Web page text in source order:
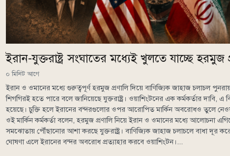
ইরান-যুক্তরাষ্ট্র সংঘাতের মধ্যেই খুলতে যাচ্ছে হরমুজ
০ মিনিট আগে
ইরান ও ওমানের মধ্যে গুরুত্বপূর্ণ হরমুজ প্রণালি দিয়ে বাণিজ্যিক জাহাজ চলাচল
শিগগিরই হতে পারে বলে জানিয়েছে যুক্তরাষ্ট্র। ওয়াশিংটনের এক কর্মকর্তার দাবি,
হয়েছে। চুক্তি হলে ইরানের বন্দরগুলোর ওপর আরোপিত মার্কিন অবরোধও তুলে
ওই মার্কিন কর্মকর্তা বলেন, হরমুজ প্রণালি নিয়ে ইরান ও ওমানের মধ্যে আলোচনা
সমঝোতায় পৌঁছানোর আশা করছে যুক্তরাষ্ট্র। বাণিজ্যিক জাহাজ চলাচলে বাধা দূর
ঘোষণা এলে ইরানের বন্দর অবরোধ প্রত্যাহার করবে ওয়াশিংটন।...